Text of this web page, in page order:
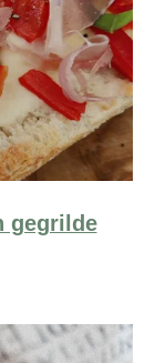
gegrilde